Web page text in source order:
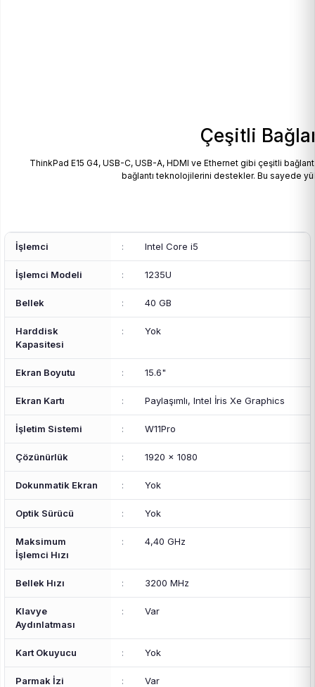
Çeşitli
ThinkPad E15 G4, USB-C, USB-A, HDMI ve Ethernet gibi çeşitli
bağlantı teknolojilerini destekler. Bu sayede
İşlemci : Intel Core i5
İşlemci Modeli : 1235U
Bellek : 40 GB
Harddisk
Kapasitesi
: Yok
Ekran Boyutu : 15.6"
Ekran Kartı : Paylaşımlı, Intel İris Xe Graphics
İşletim Sistemi : W11Pro
Çözünürlük : 1920 x 1080
Dokunmatik Ekran : Yok
Optik Sürücü : Yok
Maksimum
İşlemci Hızı
: 4,40 GHz
Bellek Hızı : 3200 MHz
Klavye
Aydınlatması
: Var
Kart Okuyucu : Yok
Parmak İzi
: Var